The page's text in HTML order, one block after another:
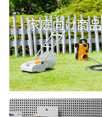
家庭向け商品